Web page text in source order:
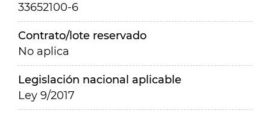
33652100-6
Contrato/lote reservado
No aplica
Legislación nacional aplicable
Ley 9/2017